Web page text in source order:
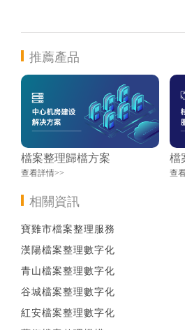
推薦產品
檔案整理歸檔方案
查看詳情>>
檔
查
相關資訊
寶雞市檔案整理服務
漢陽檔案整理數字化
青山檔案整理數字化
谷城檔案整理數字化
紅安檔案整理數字化